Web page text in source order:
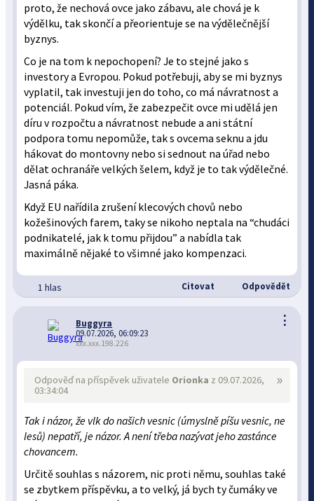
proto, že nechová ovce jako zábavu, ale chová je k
výdělku, tak skončí a přeorientuje se na výdělečnější
byznys.
Co je na tom k nepochopení? Je to stejné jako s
investory a Evropou. Pokud potřebuji, aby se mi byznys
vyplatil, tak investuji jen do toho, co má návratnost a
potenciál. Pokud vím, že zabezpečit ovce mi udělá jen
díru v rozpočtu a návratnost nebude a ani státní
podpora tomu nepomůže, tak s ovcema seknu a jdu
hákovat do montovny nebo si sednout na úřad nebo
dělat ochranáře velkých šelem, když je to tak výdělečné.
Jasná páka.
Když EU nařídila zrušení klecových chovů nebo
kožešinových farem, taky se nikoho neptala na “chudáci
podnikatelé, jak k tomu přijdou” a nabídla tak
maximálně nějaké to všimné jako kompenzaci.
1 hlas Citovat Odpovědět
⋮
Buggyra
09.07.2026, 06:09:23
xxx.xxx.198.226
»
Odpověď na příspěvek uživatele Orionka z 09.07.2026,
03:34:04
Tak i názor, že vlk do našich vesnic (úmyslně píšu vesnic, ne
lesů) nepatří, je názor. A není třeba nazývat jeho zastánce
chovancem.
Určitě souhlas s názorem, nic proti němu, souhlas také
se zbytkem příspěvku, a to velký, já bych ty čumáky ve